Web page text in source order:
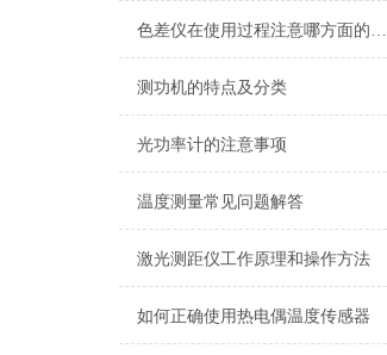
色差仪在使用过程注意哪方面的事项
测功机的特点及分类
光功率计的注意事项
温度测量常见问题解答
激光测距仪工作原理和操作方法
如何正确使用热电偶温度传感器